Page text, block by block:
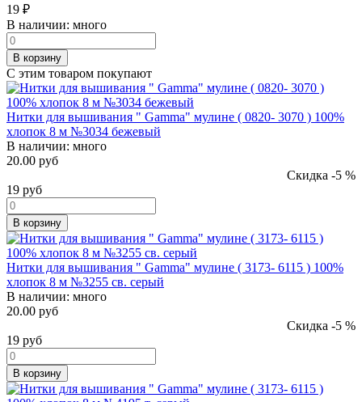
19 ₽
В наличии: много
В корзину
С этим товаром покупают
Нитки для вышивания " Gamma" мулине ( 0820- 3070 ) 100%
хлопок 8 м №3034 бежевый
В наличии: много
20.00 руб
Скидка -5 %
19 руб
В корзину
Нитки для вышивания " Gamma" мулине ( 3173- 6115 ) 100%
хлопок 8 м №3255 св. серый
В наличии: много
20.00 руб
Скидка -5 %
19 руб
В корзину